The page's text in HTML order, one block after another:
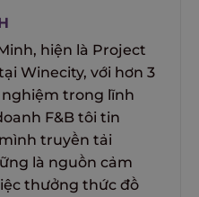
hiện là Project
Winecity, với hơn 3
trong lĩnh
F&B tôi tin
truyền tải
là nguồn cảm
thưởng thức đồ